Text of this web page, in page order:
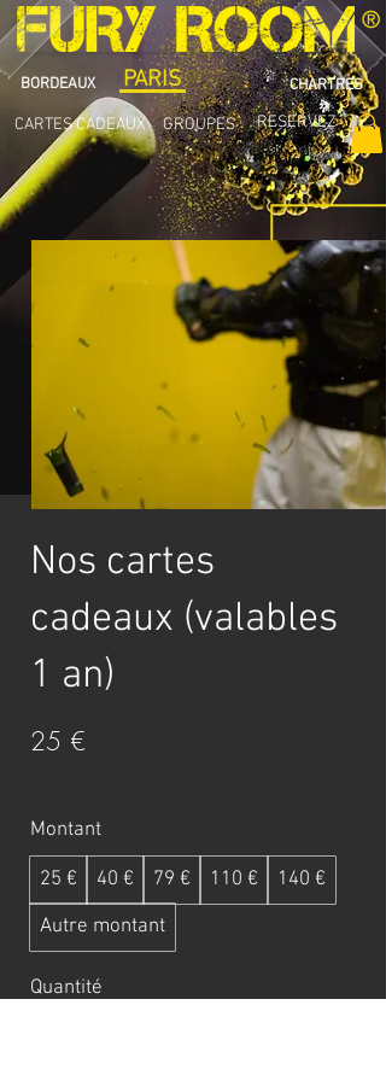
®
BORDEAUX PARIS CHARTRES
CARTES CADEAUX GROUPES RESERVEZ
Nos cartes
cadeaux (valables
1 an)
25 €
Montant
25 € 40 € 79 € 110 €
140 €
Autre montant
Quantité